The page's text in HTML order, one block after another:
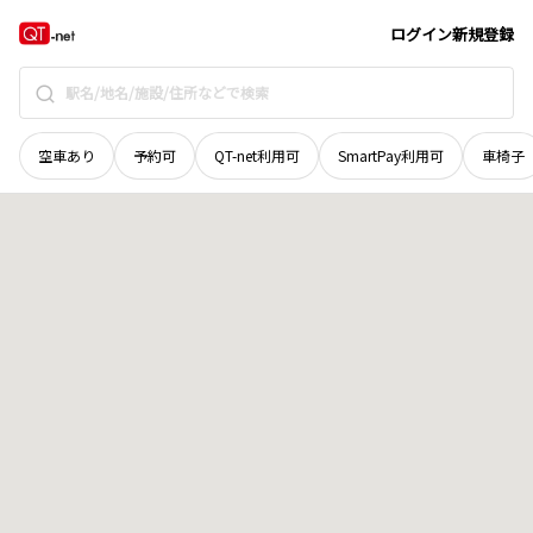
ログイン新規登録
空車あり 予約可 QT-net利用可 SmartPay利用可 車椅子
広島県